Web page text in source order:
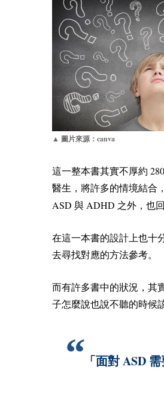
▲ 圖片來源： canva
這一整本書其實不厚約280
醫生，將許多的情境結合
ASD 與 ADHD 之外，也
在這一本書的設計上也十
去尋找對應的方法參考。
而有許多書中的狀況，其
子怎麼說也說不聽的時候
「面對 ASD需